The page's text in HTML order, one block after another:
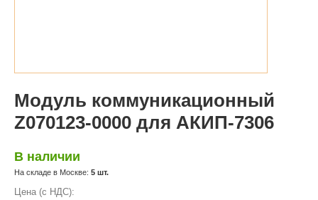
Модуль коммуникационный
Z070123-0000 для АКИП-7306
В наличии
На складе в Москве: 5 шт.
Цена (с НДС):